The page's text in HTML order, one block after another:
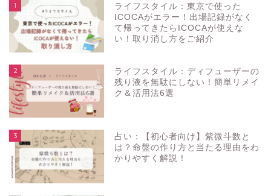
1
ライフスタイル：東京で使った
ICOCAがエラー！出場記録がなく
て帰ってきたらICOCAが使えな
い！取り消し方をご紹介
2
ライフスタイル：ディフューザーの
残り液を無駄にしない！簡単リメイ
ク＆活用法6選
3
占い：【初心者向け】紫微斗数と
は？命盤の作り方と当たる理由をわ
かりやすく解説！